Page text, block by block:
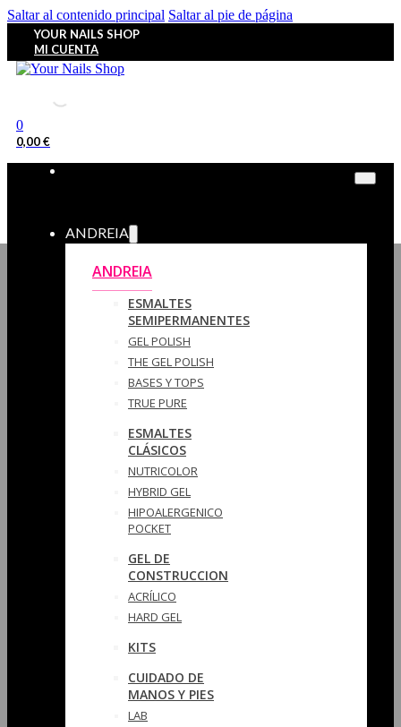
Saltar al contenido principal Saltar al pie de página
YOUR NAILS SHOP
MI CUENTA
0
0,00€
ANDREIA
ANDREIA
ESMALTES
SEMIPERMANENTES
GEL POLISH
THE GEL POLISH
BASES Y‎ TOPS
TRUE PURE
ESMALTES
CLÁSICOS
NUTRICOLOR
HYBRID GEL
HIPOALERGENICO
POCKET
GEL DE
CONSTRUCCION
ACRÍLICO
HARD GEL
KITS
CUIDADO DE
MANOS Y PIES
LAB